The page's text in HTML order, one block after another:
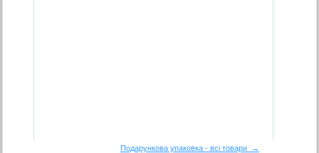
Подарункова упаковка - всі товари →